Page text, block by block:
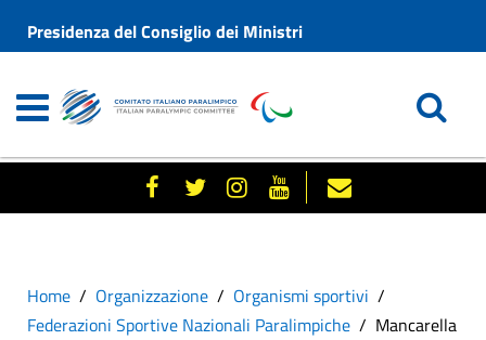
Presidenza del Consiglio dei Ministri
Home Organizzazione
Organismi sportivi
Federazioni Sportive Nazionali Paralimpiche
Mancarella